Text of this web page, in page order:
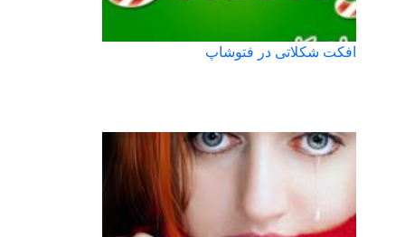
افکت شکلاتی در فتوشاپ